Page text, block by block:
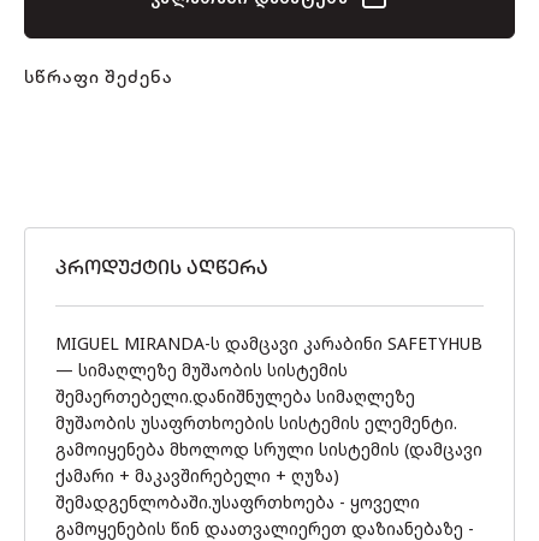
სწრაფი შეძენა
ᲞᲠᲝᲓᲣᲥᲢᲘᲡ ᲐᲦᲬᲔᲠᲐ
MIGUEL MIRANDA-ს დამცავი კარაბინი SAFETYHUB
— სიმაღლეზე მუშაობის სისტემის
შემაერთებელი.დანიშნულება სიმაღლეზე
მუშაობის უსაფრთხოების სისტემის ელემენტი.
გამოიყენება მხოლოდ სრული სისტემის (დამცავი
ქამარი + მაკავშირებელი + ღუზა)
შემადგენლობაში.უსაფრთხოება - ყოველი
გამოყენების წინ დაათვალიერეთ დაზიანებაზე -